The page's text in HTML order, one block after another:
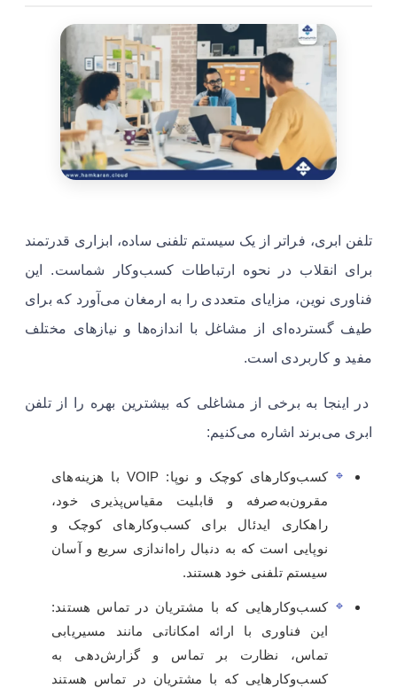
تلفن ابری، فراتر از یک سیستم تلفنی ساده، ابزاری قدرتمند
برای انقلاب در نحوه ارتباطات کسب‌وکار شماست. این
فناوری نوین، مزایای متعددی را به ارمغان می‌آورد که برای
طیف گسترده‌ای از مشاغل با اندازه‌ها و نیازهای مختلف
مفید و کاربردی است.
در اینجا به برخی از مشاغلی که بیشترین بهره را از تلفن
ابری می‌برند اشاره می‌کنیم:
کسب‌وکارهای کوچک و نوپا: VOIP با هزینه‌های
مقرون‌به‌صرفه و قابلیت مقیاس‌پذیری خود،
راهکاری ایدئال برای کسب‌وکارهای کوچک و
نوپایی است که به دنبال راه‌اندازی سریع و آسان
سیستم تلفنی خود هستند.
کسب‌وکارهایی که با مشتریان در تماس هستند:
این فناوری با ارائه امکاناتی مانند مسیریابی
تماس، نظارت بر تماس و گزارش‌دهی به
کسب‌وکارهایی که با مشتریان در تماس هستند